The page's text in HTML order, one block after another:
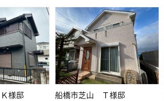
様邸 船橋市芝山 Ｔ様邸